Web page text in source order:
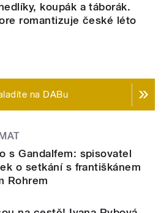
koupák a táborák.
romantizuje české léto
na DABu
s Gandalfem: spisovatel
o setkání s františkánem
Rohrem